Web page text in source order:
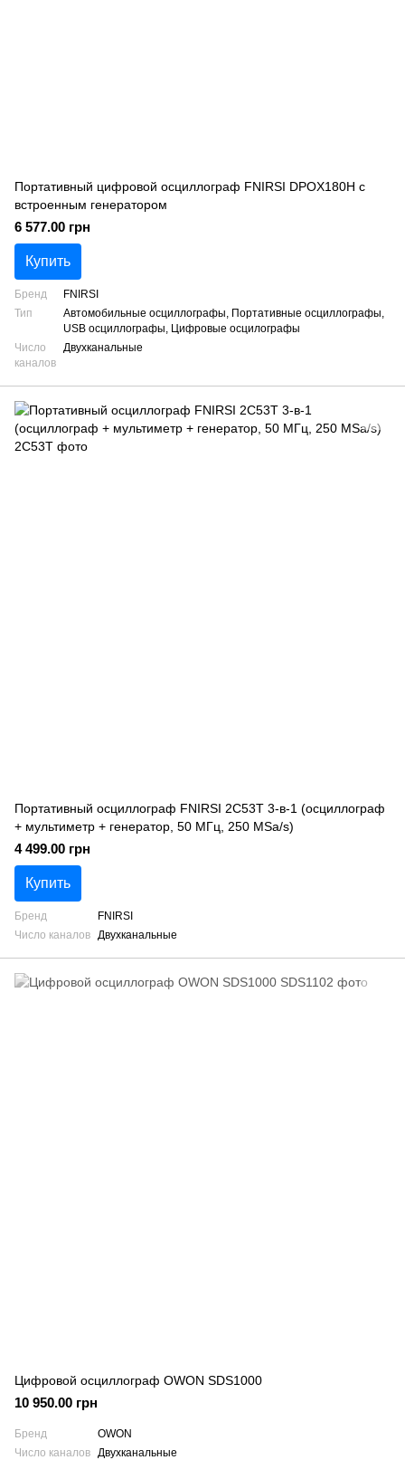
Портативный цифровой осциллограф FNIRSI DPOX180H с
встроенным генератором
6 577.00 грн
Купить
Бренд
FNIRSI
Тип
Автомобильные осциллографы, Портативные осциллографы,
USB осциллографы, Цифровые осцилографы
Число
каналов
Двухканальные
Портативный осциллограф FNIRSI 2C53T 3-в-1 (осциллограф
+ мультиметр + генератор, 50 МГц, 250 MSa/s)
4 499.00 грн
Купить
Бренд
FNIRSI
Число каналов Двухканальные
Цифровой осциллограф OWON SDS1000
10 950.00 грн
Бренд
OWON
Число каналов Двухканальные